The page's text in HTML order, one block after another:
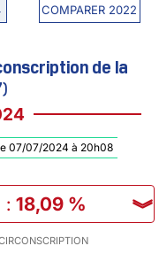
COMPARER 2022
de la
07/07/2024 à 20h08
: 18,09 % ︾